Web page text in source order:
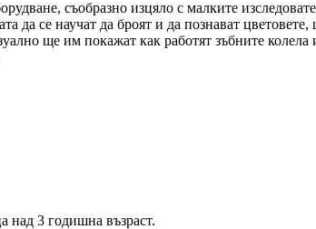
съобразно изцяло с малките
да се научат да броят и да познават
ще им покажат как работят зъбните
над 3 годишна възраст.